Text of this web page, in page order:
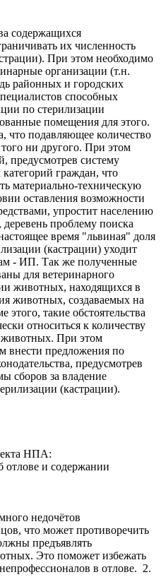
содержащихся
их численность
При этом необходимо
организации (т.н.
районных и городских
способных
по стерилизации
помещения для этого.
что подавляющее количество
ни другого. При этом
предусмотрев систему
граждан, что
материально-техническую
оставления возможности
упростит населению
деревень проблему поиска
время "львиная" доля
(кастрации) уходит
- ИП. Так же полученные
для ветеринарного
животных, находящихся в
животных, создаваемых на
такие обстоятельства
относиться к количеству
животных. При этом
внести предложения по
предусмотрев
сборов за владение
(кастрации).
НПА:
отлове и содержании
недочётов
что может противоречить
предъявлять
Это поможет избежать
в отлове. 2.